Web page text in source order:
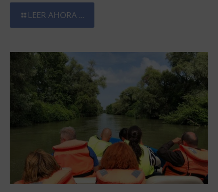
LEER AHORA ...